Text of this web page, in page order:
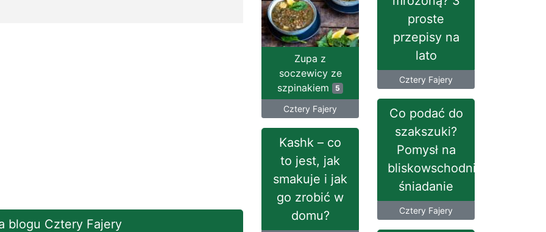
blogu Cztery Fajery
Zupa z
soczewicy ze
szpinakiem 5
Cztery Fajery
proste
przepisy na
lato
Cztery Fajery
Co podać do
szakszuki?
Pomysł na
bliskowschodnie
śniadanie
Cztery Fajery
Kashk – co
to jest, jak
smakuje i jak
go zrobić w
domu?